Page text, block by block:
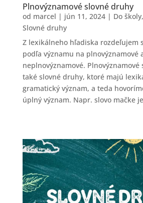
Plnovýznamové slovné druhy
od marcel | jún 11, 2024| Do školy,
Slovné druhy
Z lexikálneho hľadiska rozdeľujem
podľa významu na plnovýznamové
neplnovýznamové.
také slovné druhy, ktoré majú
gramatický význam, a teda
úplný význam. Napr. slovo mačke